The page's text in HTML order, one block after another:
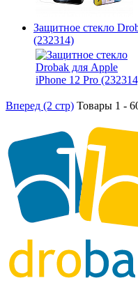
Защитное стекло
(232314)
Вперед (2 стр) Товары 1 -